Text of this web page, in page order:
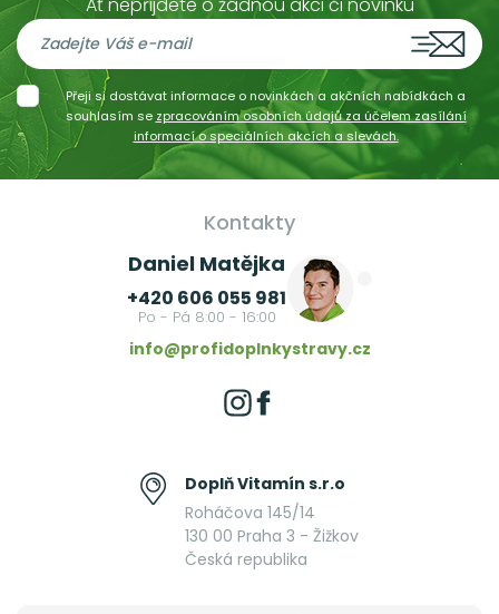
Přeji si dostávat informace o novinkách a akčních nabídkách a
souhlasím se zpracováním osobních údajů za účelem zasílání
informací o speciálních akcích a slevách.
Kontakty
Daniel Matějka
+420 606 055 981
Po - Pá 8:00 - 16:00
info@profidoplnkystravy.cz
Doplň Vitamín s.r.o
Roháčova 145/14
130 00 Praha 3 - Žižkov
Česká republika